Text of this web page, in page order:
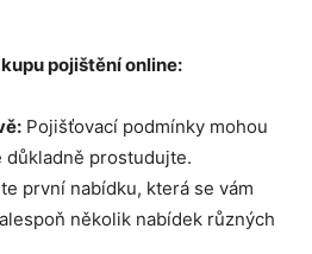
pojištěníonline:
ě: Pojišťovací podmínky mohou
prostudujte.
první nabídku, která se vám
několik nabídek různých